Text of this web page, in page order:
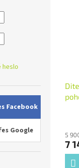
heslo
Facebook
Google 5
7